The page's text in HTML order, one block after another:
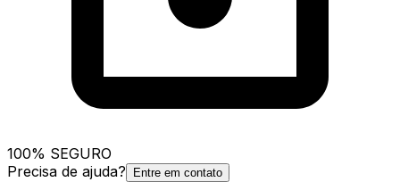
100% SEGURO
Precisa de ajuda?
Entre em contato